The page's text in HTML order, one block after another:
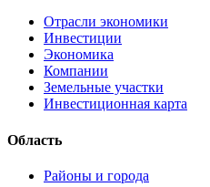
Отрасли экономики
Инвестиции
Экономика
Компании
Земельные участки
Инвестиционная карта
Область
Районы и города